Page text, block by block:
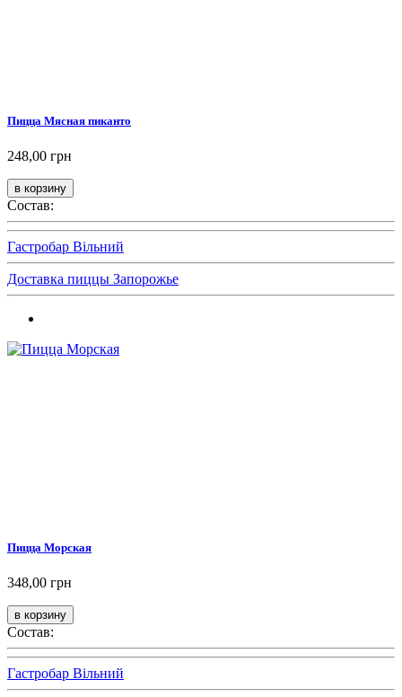
Пицца Мясная пиканто
248,00 грн
Состав:
Гастробар Вільний
Доставка пиццы Запорожье
Пицца Морская
348,00 грн
Состав:
Гастробар Вільний